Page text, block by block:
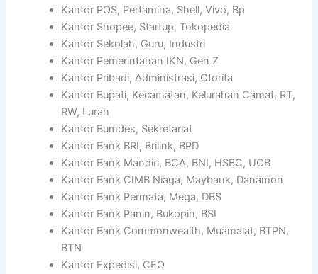
Kantor POS, Pertamina, Shell, Vivo, Bp
Kantor Shopee, Startup, Tokopedia
Kantor Sekolah, Guru, Industri
Kantor Pemerintahan IKN, Gen Z
Kantor Pribadi, Administrasi, Otorita
Kantor Bupati, Kecamatan, Kelurahan Camat, RT,
RW, Lurah
Kantor Bumdes, Sekretariat
Kantor Bank BRI, Brilink, BPD
Kantor Bank Mandiri, BCA, BNI, HSBC, UOB
Kantor Bank CIMB Niaga, Maybank, Danamon
Kantor Bank Permata, Mega, DBS
Kantor Bank Panin, Bukopin, BSI
Kantor Bank Commonwealth, Muamalat, BTPN,
BTN
Kantor Expedisi, CEO